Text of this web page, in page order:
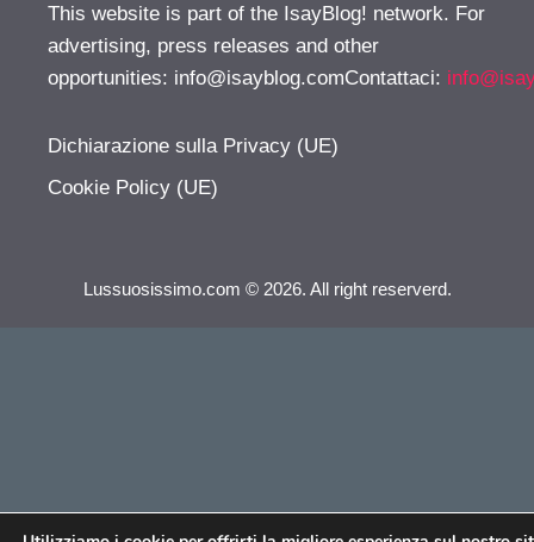
This website is part of the IsayBlog! network. For
advertising, press releases and other
opportunities: info@isayblog.comContattaci:
Dichiarazione sulla Privacy (UE)
Cookie Policy (UE)
Lussuosissimo.com © 2026. All right reserverd.